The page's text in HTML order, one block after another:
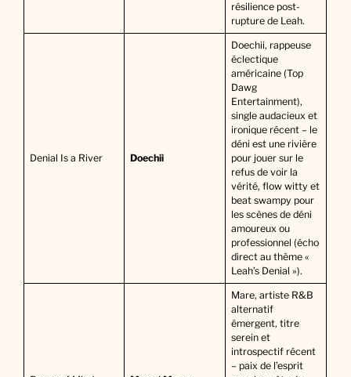
résilience post-
rupture de Leah.
Denial Is a River Doechii
Doechii, rappeuse
éclectique
américaine (Top
Dawg
Entertainment),
single audacieux et
ironique récent – le
déni est une rivière
pour jouer sur le
refus de voir la
vérité, flow witty et
beat swampy pour
les scènes de déni
amoureux ou
professionnel (écho
direct au thème «
Leah’s Denial »).
Mare, artiste R&B
alternatif
émergent, titre
serein et
introspectif récent
– paix de l’esprit